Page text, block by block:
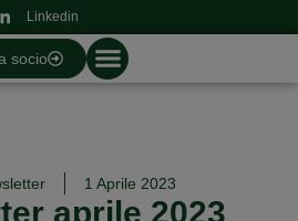
Linkedin
socio
1 Aprile 2023
aprile 2023